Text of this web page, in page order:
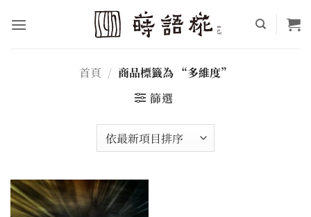
首頁 / 商品標籤為 “多維度”
篩選